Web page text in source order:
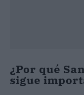
¿Por qué
sigue